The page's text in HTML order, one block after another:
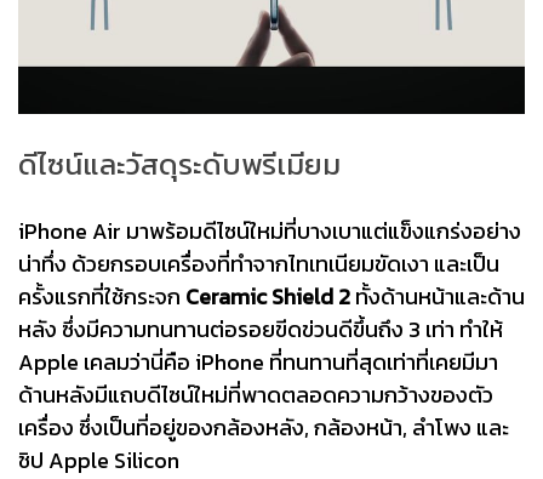
ดีไซน์และวัสดุระดับพรีเมียม
iPhone Air มาพร้อมดีไซน์ใหม่ที่บางเบาแต่แข็งแกร่งอย่าง
น่าทึ่ง ด้วยกรอบเครื่องที่ทำจากไทเทเนียมขัดเงา และเป็น
ครั้งแรกที่ใช้กระจก Ceramic Shield 2ทั้งด้านหน้าและด้าน
หลัง ซึ่งมีความทนทานต่อรอยขีดข่วนดีขึ้นถึง 3 เท่า ทำให้
Apple เคลมว่านี่คือ iPhone ที่ทนทานที่สุดเท่าที่เคยมีมา
ด้านหลังมีแถบดีไซน์ใหม่ที่พาดตลอดความกว้างของตัว
เครื่อง ซึ่งเป็นที่อยู่ของกล้องหลัง, กล้องหน้า, ลำโพง และ
ชิป Apple Silicon